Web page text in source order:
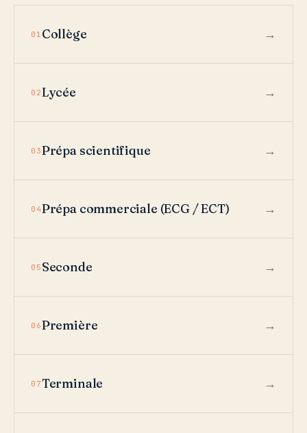
01 Collège
02Lycée
03Prépa scientifique
04Prépa commerciale (ECG / ECT)
05 Seconde
06Première
07Terminale